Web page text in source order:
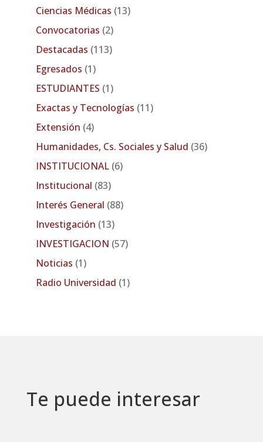
Ciencias Médicas (13)
Convocatorias (2)
Destacadas (113)
Egresados (1)
ESTUDIANTES (1)
Exactas y Tecnologías (11)
Extensión (4)
Humanidades, Cs. Sociales y Salud (36)
INSTITUCIONAL(6)
Institucional (83)
Interés General (88)
Investigación (13)
INVESTIGACION (57)
Noticias (1)
Radio Universidad (1)
Te puede interesar